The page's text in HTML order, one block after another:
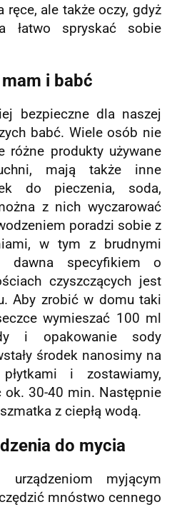
ale także oczy, gdyż
łatwo spryskać sobie
i babć
bezpieczne dla naszej
babć. Wiele osób nie
różne produkty używane
mają także inne
do pieczenia, soda,
z nich wyczarować
poradzi sobie z
w tym z brudnymi
dawna specyfikiem o
czyszczących jest
Aby zrobić w domu taki
wymieszać 100 ml
i opakowanie sody
środek nanosimy na
i zostawiamy,
ok. 30-40 min. Następnie
z ciepłą wodą.
do mycia
urządzeniom myjącym
mnóstwo cennego